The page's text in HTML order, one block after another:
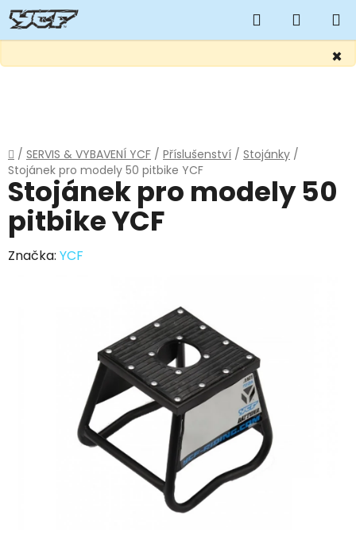
×
Hledat
KOŠÍK
Domů
/ SERVIS & VYBAVENÍ YCF / Příslušenství / Stojánky /
Stojánek pro modely 50 pitbike YCF
Stojánek pro modely 50
pitbike YCF
Značka: YCF